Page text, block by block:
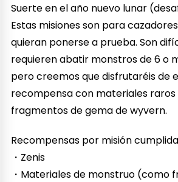
Suerte en el año nuevo lunar
Estas misiones son para
quieran ponerse a prueba. Son
requieren abatir monstros de 6 o
pero creemos que disfrutaréis de
recompensa con materiales
fragmentos de gema de wyvern.
Recompensas por misión
・Zenis
・Materiales de monstruo (como